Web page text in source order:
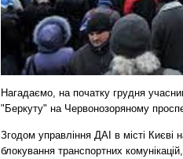
Нагадаємо, на початку грудня
"Беркуту" на Червонозоряному
Згодом управління ДАІ в місті
блокування транспортних